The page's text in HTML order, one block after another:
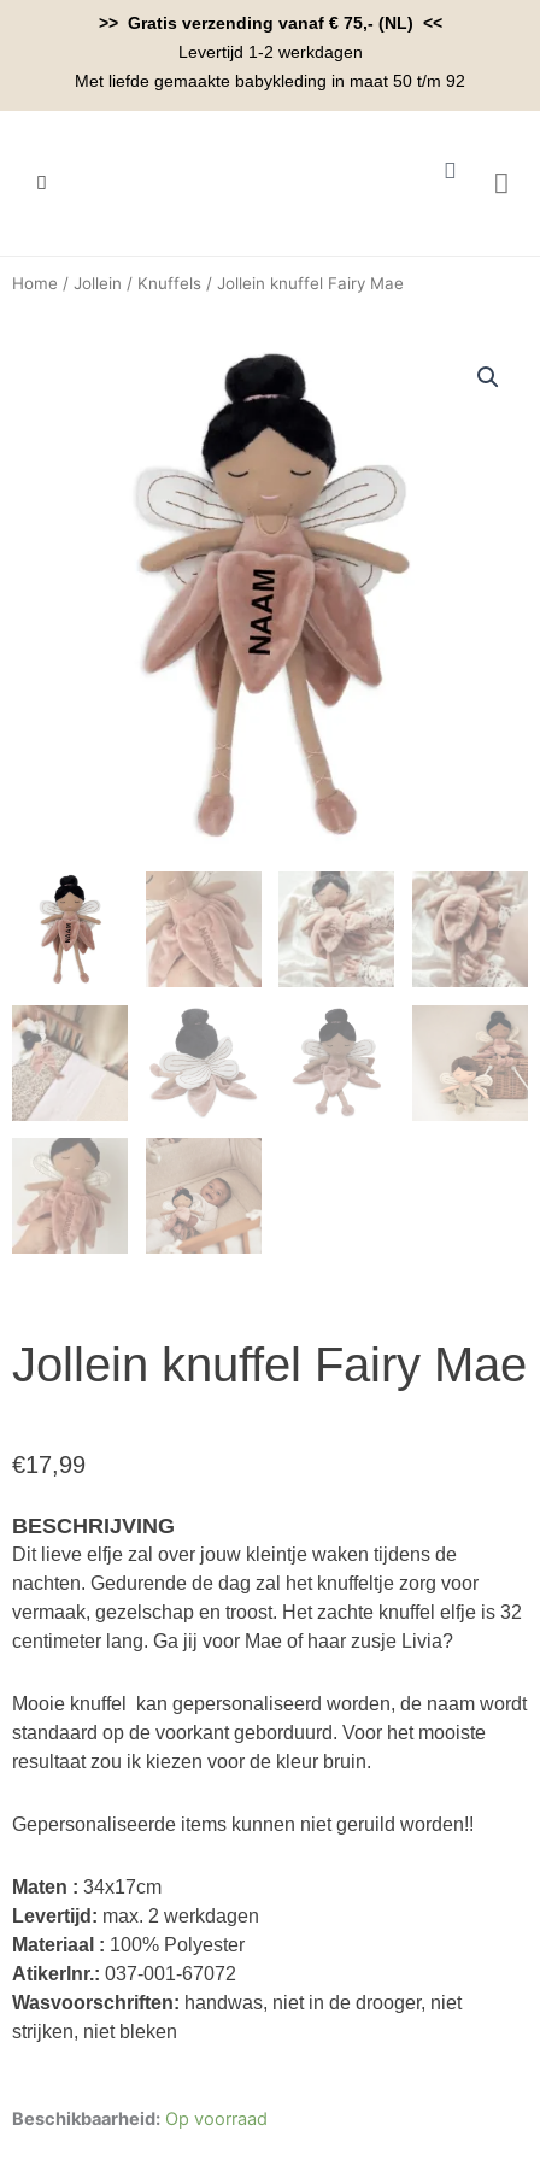
>> Gratis verzending vanaf € 75,- (NL) <<
Levertijd 1-2 werkdagen
Met liefde gemaakte babykleding in maat 50 t/m 92
Home / Jollein / Knuffels / Jollein knuffel Fairy Mae
Jollein knuffel Fairy Mae
€17,99
BESCHRIJVING
Dit lieve elfje zal over jouw kleintje waken tijdens de
nachten. Gedurende de dag zal het knuffeltje zorg voor
vermaak, gezelschap en troost. Het zachte knuffel elfje is 32
centimeter lang. Ga jij voor Mae of haar zusje Livia?
Mooie knuffel kan gepersonaliseerd worden, de naam wordt
standaard op de voorkant geborduurd. Voor het mooiste
resultaat zou ik kiezen voor de kleur bruin.
Gepersonaliseerde items kunnen niet geruild worden!!
Maten : 34x17cm
Levertijd: max. 2 werkdagen
Materiaal : 100% Polyester
Atikerlnr.: 037-001-67072
Wasvoorschriften: handwas, niet in de drooger, niet
strijken, niet bleken
Beschikbaarheid: Op voorraad
Jollein